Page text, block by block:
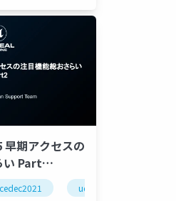
unreal fest
期アクセスの
い Part
cedec2021 ue-optimize